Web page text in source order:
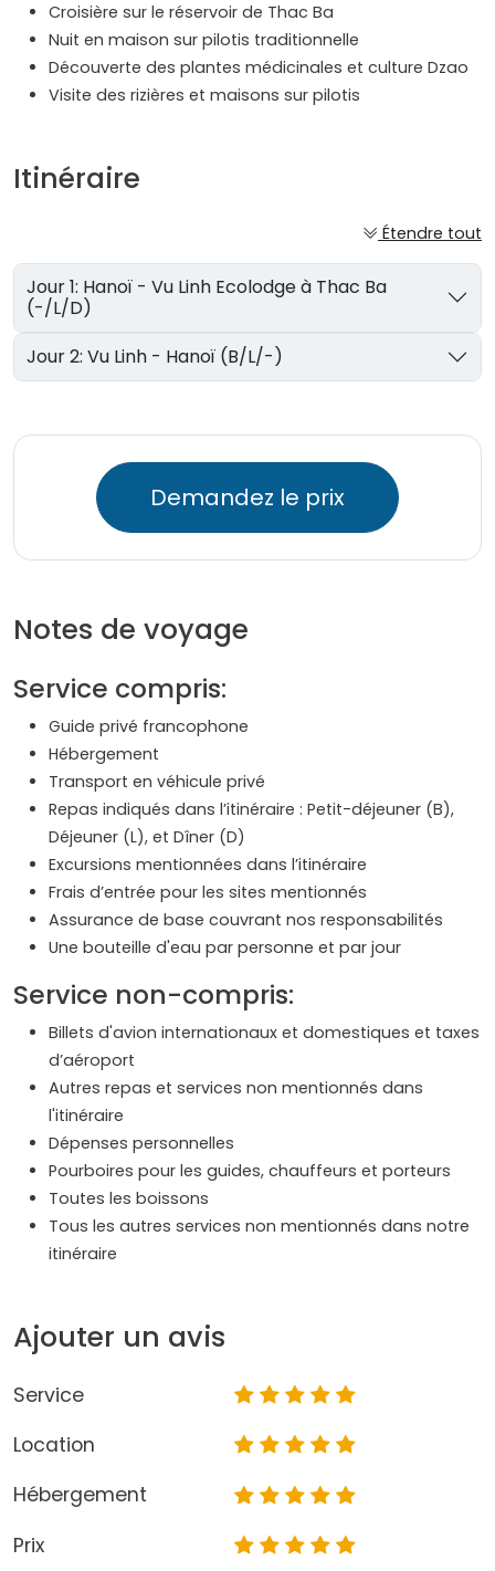
Croisière sur le réservoir de Thac Ba
Nuit en maison sur pilotis traditionnelle
Découverte des plantes médicinales et culture Dzao
Visite des rizières et maisons sur pilotis
Itinéraire
Étendre tout
Jour 1: Hanoï - Vu Linh Ecolodge à Thac Ba
(-/L/D)
Jour 2: Vu Linh - Hanoï (B/L/-)
Demandez le prix
Notes de voyage
Service compris:
Guide privé francophone
Hébergement
Transport en véhicule privé
Repas indiqués dans l’itinéraire : Petit-déjeuner (B),
Déjeuner (L), et Dîner (D)
Excursions mentionnées dans l’itinéraire
Frais d’entrée pour les sites mentionnés
Assurance de base couvrant nos responsabilités
Une bouteille d'eau par personne et par jour
Service non-compris:
Billets d'avion internationaux et domestiques et taxes
d’aéroport
Autres repas et services non mentionnés dans
l'itinéraire
Dépenses personnelles
Pourboires pour les guides, chauffeurs et porteurs
Toutes les boissons
Tous les autres services non mentionnés dans notre
itinéraire
Ajouter un avis
Service
Location
Hébergement
Prix